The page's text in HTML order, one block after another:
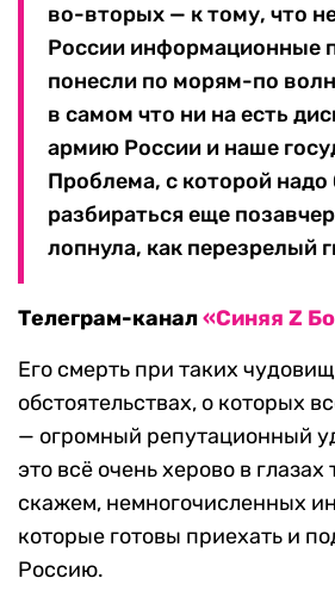
во-вторых — к тому, что
России информационные
понесли по морям-по
в самом что ни на есть
армию России и наше
Проблема, с которой
разбираться еще
лопнула, как перезрелый
Телеграм-канал«Синяя Z
Его смерть при таких
обстоятельствах, о которых
— огромный репутационный
это всё очень херово в глазах
скажем, немногочисленных
которые готовы приехать и
Россию.